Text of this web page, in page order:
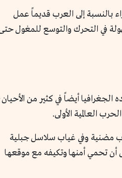
بالنسبة إلى العرب قديماً عمل
في التحرك والتوسع للمغول
أيضاً في كثير من
العالمية الأولى.
مضنية وفي غياب سلاسل جبلية
تحمي أمنها وتكيفه مع موقعها